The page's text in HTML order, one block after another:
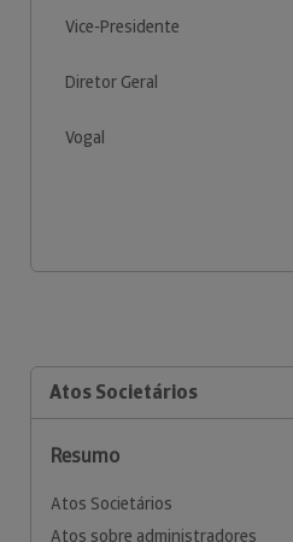
Vice-Presidente
Diretor Geral
Vogal
Atos Societários
Resumo
Atos Societários
Atos sobre administradores